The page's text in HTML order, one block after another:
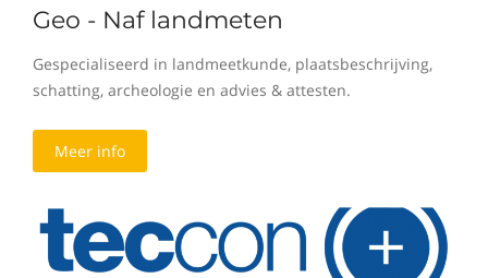
Geo - Naf landmeten
Gespecialiseerd in landmeetkunde, plaatsbeschrijving,
schatting, archeologie en advies & attesten.
Meer info